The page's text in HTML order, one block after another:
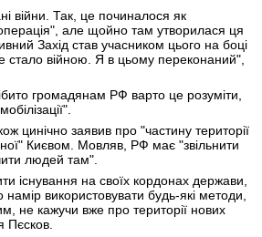
війни. Так, це починалося як
але щойно там утворилася ця
Захід став учасником цього на боці
стало війною. Я в цьому переконаний",
громадянам РФ варто це розуміти,
цинічно заявив про "частину території
Києвом. Мовляв, РФ має "звільнити
людей там".
існування на своїх кордонах держави,
намір використовувати будь-які методи,
не кажучи вже про території нових
Пєсков.